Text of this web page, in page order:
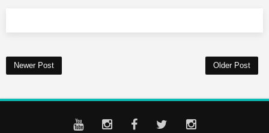
Newer Post Older Post